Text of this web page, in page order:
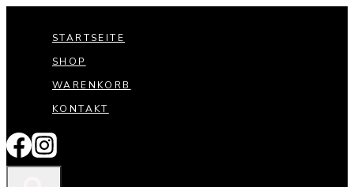
springen
STARTSEITE
SHOP
WARENKORB
KONTAKT